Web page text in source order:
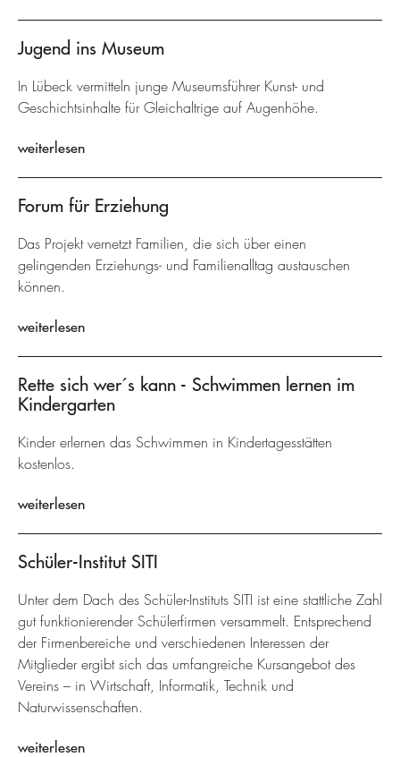
Jugend ins Museum
In Lübeck vermitteln junge Museumsführer Kunst- und
Geschichtsinhalte für Gleichaltrige auf Augenhöhe.
weiterlesen
Forum für Erziehung
Das Projekt vernetzt Familien, die sich über einen
gelingenden Erziehungs- und Familienalltag austauschen
können.
weiterlesen
Rette sich wer´s kann - Schwimmen lernen im
Kindergarten
Kinder erlernen das Schwimmen in Kindertagesstätten
kostenlos.
weiterlesen
Schüler-Institut SITI
Unter dem Dach des Schüler-Instituts SITI ist eine stattliche Zahl
gut funktionierender Schülerfirmen versammelt. Entsprechend
der Firmenbereiche und verschiedenen Interessen der
Mitglieder ergibt sich das umfangreiche Kursangebot des
Vereins – in Wirtschaft, Informatik, Technik und
Naturwissenschaften.
weiterlesen